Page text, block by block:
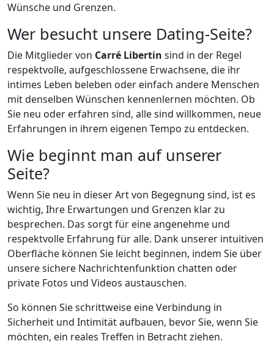
Wünsche und Grenzen.
Wer besucht unsere Dating-Seite?
Die Mitglieder von Carré Libertin sind in der Regel
respektvolle, aufgeschlossene Erwachsene, die ihr
intimes Leben beleben oder einfach andere Menschen
mit denselben Wünschen kennenlernen möchten. Ob
Sie neu oder erfahren sind, alle sind willkommen, neue
Erfahrungen in ihrem eigenen Tempo zu entdecken.
Wie beginnt man auf unserer
Seite?
Wenn Sie neu in dieser Art von Begegnung sind, ist es
wichtig, Ihre Erwartungen und Grenzen klar zu
besprechen. Das sorgt für eine angenehme und
respektvolle Erfahrung für alle. Dank unserer intuitiven
Oberfläche können Sie leicht beginnen, indem Sie über
unsere sichere Nachrichtenfunktion chatten oder
private Fotos und Videos austauschen.
So können Sie schrittweise eine Verbindung in
Sicherheit und Intimität aufbauen, bevor Sie, wenn Sie
möchten, ein reales Treffen in Betracht ziehen.